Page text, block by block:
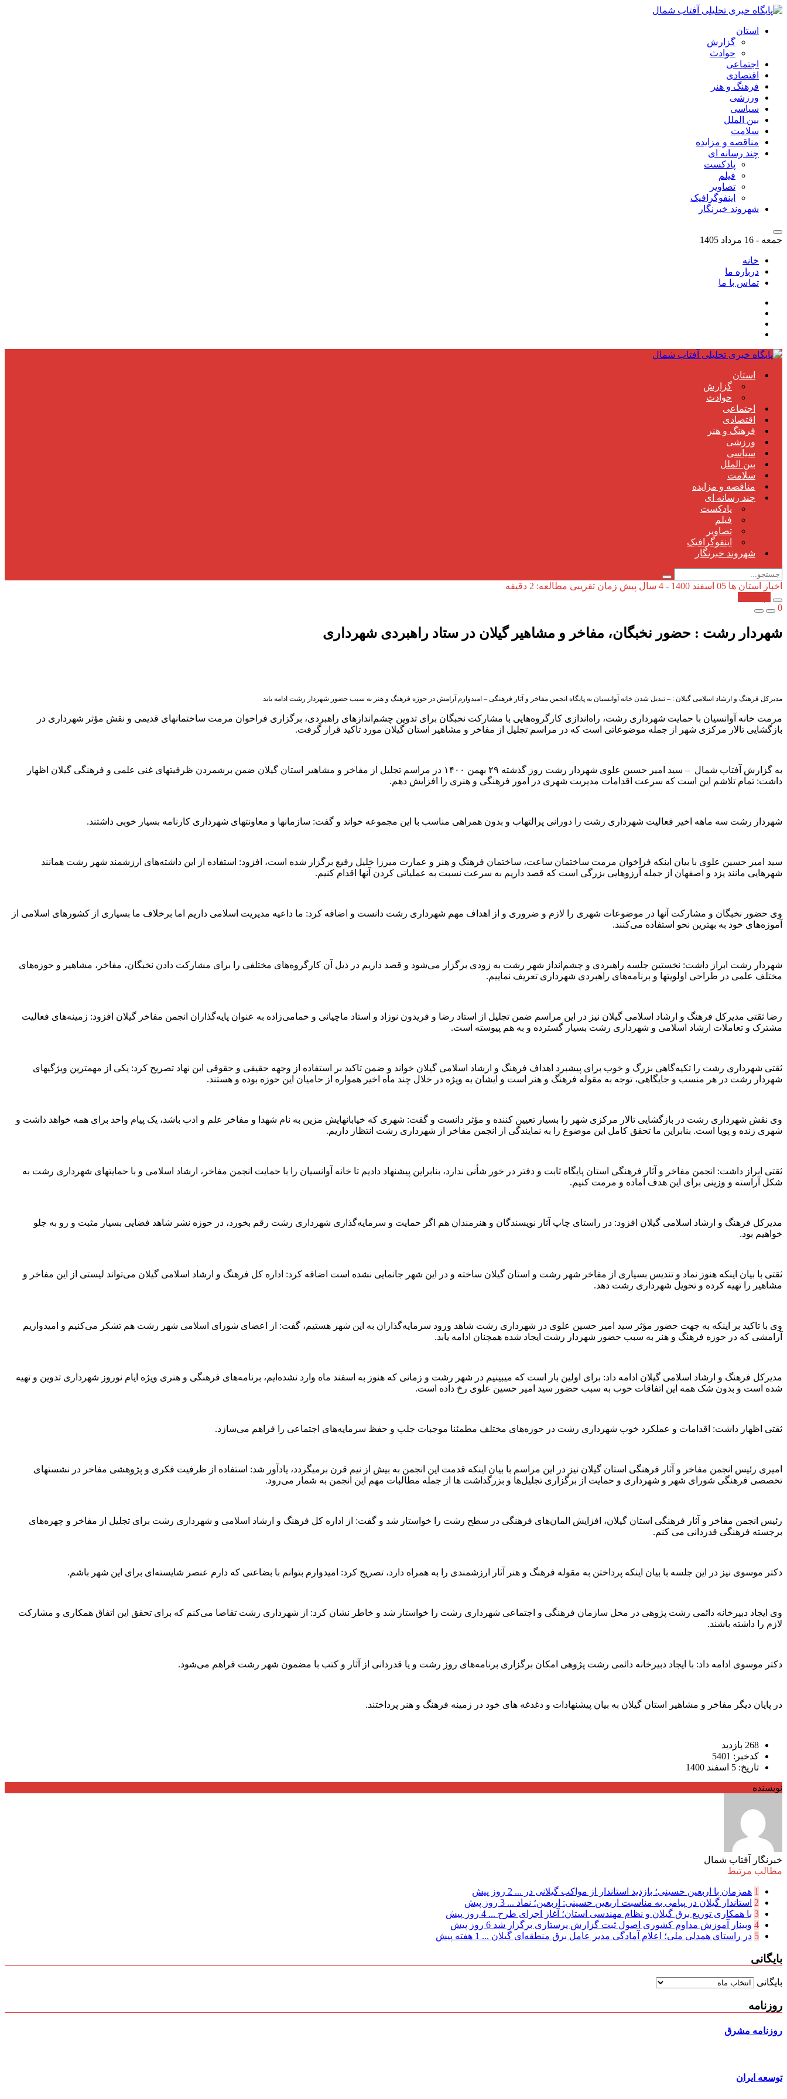
استان
گزارش
حوادث
اجتماعی
اقتصادی
فرهنگ و هنر
ورزشی
سیاسی
بین الملل
سلامت
مناقصه و مزایده
چند رسانه ای
پادکست
فیلم
تصاویر
اینفوگرافیک
شهروند خبرنگار
جمعه - 16 مرداد 1405
خانه
درباره ما
تماس با ما
استان
گزارش
حوادث
اجتماعی
اقتصادی
فرهنگ و هنر
ورزشی
سیاسی
بین الملل
سلامت
مناقصه و مزایده
چند رسانه ای
پادکست
فیلم
تصاویر
اینفوگرافیک
شهروند خبرنگار
اخبار استان ها 05 اسفند 1400 - 4 سال پیش
زمان تقریبی مطالعه: 2 دقیقه
0
شهردار رشت : حضور نخبگان، مفاخر و مشاهیر گیلان در ستاد راهبردی شهرداری
مدیرکل فرهنگ و ارشاد اسلامی گیلان : – تبدیل شدن خانه آوانسیان به پایگاه انجمن مفاخر و آثار فرهنگی – امیدوارم آرامش در حوزه فرهنگ و هنر به سبب حضور شهردار رشت ادامه یابد
مرمت خانه آوانسیان با حمایت شهرداری رشت، راه‌اندازی کارگروه‌هایی با مشارکت نخبگان برای تدوین چشم‌اندازهای راهبردی، برگزاری فراخوان مرمت ساختمانهای قدیمی و نقش مؤثر شهرداری در
بازگشایی تالار مرکزی شهر از جمله موضوعاتی است که در مراسم تجلیل از مفاخر و مشاهیر استان گیلان مورد تاکید قرار گرفت.
به گزارش آفتاب شمال – سید امیر حسین علوی شهردار رشت روز گذشته ۲۹ بهمن ۱۴۰۰ در مراسم تجلیل از مفاخر و مشاهیر استان گیلان ضمن برشمردن ظرفیتهای غنی علمی و فرهنگی گیلان اظهار
داشت: تمام تلاشم این است که سرعت اقدامات مدیریت شهری در امور فرهنگی و هنری را افزایش دهم.
شهردار رشت سه ماهه اخیر فعالیت شهرداری رشت را دورانی پرالتهاب و بدون همراهی مناسب با این مجموعه خواند و گفت: سازمانها و معاونتهای شهرداری کارنامه بسیار خوبی داشتند.
سید امیر حسین علوی با بیان اینکه فراخوان مرمت ساختمان‌ ساعت، ساختمان فرهنگ و هنر و عمارت میرزا خلیل رفیع برگزار شده است، افزود: استفاده از این داشته‌های ارزشمند شهر رشت همانند
شهرهایی مانند یزد و اصفهان از جمله آرزوهایی بزرگی است که قصد داریم به سرعت نسبت به عملیاتی کردن آنها اقدام کنیم.
وی حضور نخبگان و مشارکت آنها در موضوعات شهری را لازم و ضروری و از اهداف مهم شهرداری رشت دانست و اضافه کرد: ما داعیه مدیریت اسلامی داریم اما برخلاف ما بسیاری از کشورهای اسلامی از
آموزه‌های خود به بهترین نحو استفاده می‌کنند.
شهردار رشت ابراز داشت: نخستین جلسه راهبردی و چشم‌انداز شهر رشت به زودی برگزار می‌شود و قصد داریم در ذیل آن کارگروه‌های مختلفی را برای مشارکت دادن نخبگان، مفاخر، مشاهیر و حوزه‌های
مختلف علمی در طراحی اولویتها و برنامه‌های راهبردی شهرداری تعریف نماییم.
رضا ثقتی مدیرکل فرهنگ و ارشاد اسلامی گیلان نیز در این مراسم ضمن تجلیل از استاد رضا و فریدون نوزاد و استاد ماچیانی و خمامی‌زاده به عنوان پایه‌گذاران انجمن مفاخر گیلان افزود: زمینه‌های فعالیت
مشترک و تعاملات ارشاد اسلامی و شهرداری رشت بسیار گسترده و به هم پیوسته است.
ثقتی شهرداری رشت را تکیه‌گاهی بزرگ و خوب برای پیشبرد اهداف فرهنگ و ارشاد اسلامی گیلان خواند و ضمن تاکید بر استفاده از وجهه حقیقی و حقوقی این نهاد تصریح کرد: یکی از مهمترین ویژگیهای
شهردار رشت در هر منسب و جایگاهی، توجه به مقوله فرهنگ و هنر است و ایشان به ویژه در خلال چند ماه اخیر همواره از حامیان این حوزه بوده و هستند.
وی نقش شهرداری رشت در بازگشایی تالار مرکزی شهر را بسیار تعیین کننده و مؤثر دانست و گفت: شهری که خیابانهایش مزین به نام شهدا و مفاخر علم و ادب باشد، یک پیام واحد برای همه خواهد داشت و
شهری زنده و پویا است. بنابراین ما تحقق کامل این موضوع را به نمایندگی از انجمن مفاخر از شهرداری رشت انتظار داریم.
ثقتی ابراز داشت: انجمن مفاخر و آثار فرهنگی استان پایگاه ثابت و دفتر در خور شأنی ندارد، بنابراین پیشنهاد دادیم تا خانه آوانسیان را با حمایت انجمن مفاخر، ارشاد اسلامی و با حمایتهای شهرداری رشت به
شکل آراسته و وزینی برای این هدف آماده و مرمت کنیم.
مدیرکل فرهنگ و ارشاد اسلامی گیلان افزود: در راستای چاپ آثار نویسندگان و هنرمندان هم اگر حمایت و سرمایه‌گذاری شهرداری رشت رقم بخورد، در حوزه نشر شاهد فضایی بسیار مثبت و رو به جلو
خواهیم بود.
ثقتی با بیان اینکه هنوز نماد و تندیس بسیاری از مفاخر شهر رشت و استان گیلان ساخته و در این شهر جانمایی نشده است اضافه کرد: اداره کل فرهنگ و ارشاد اسلامی گیلان می‌تواند لیستی از این مفاخر و
مشاهیر را تهیه کرده و تحویل شهرداری رشت دهد.
وی با تاکید بر اینکه به جهت حضور مؤثر سید امیر حسین علوی در شهرداری رشت شاهد ورود سرمایه‌گذاران به این شهر هستیم، گفت: از اعضای شورای اسلامی شهر رشت هم تشکر می‌کنیم و امیدواریم
آرامشی که در حوزه فرهنگ و هنر به سبب حضور شهردار رشت ایجاد شده همچنان ادامه یابد.
مدیرکل فرهنگ و ارشاد اسلامی گیلان ادامه داد: برای اولین بار است که میبینیم در شهر رشت و زمانی که هنوز به اسفند ماه وارد نشده‌ایم، برنامه‌های فرهنگی و هنری ویژه ایام نوروز شهرداری تدوین و تهیه
شده است و بدون شک همه این اتفاقات خوب به سبب حضور سید امیر حسین علوی رخ داده است.
ثقتی اظهار داشت: اقدامات و عملکرد خوب شهرداری رشت در حوزه‌های مختلف مطمئنا موجبات جلب و حفظ سرمایه‌های اجتماعی را فراهم می‌سازد.
امیری رئیس انجمن مفاخر و آثار فرهنگی استان گیلان نیز در این مراسم با بیان اینکه قدمت این انجمن به بیش از نیم قرن برمیگردد، یادآور شد: استفاده از ظرفیت فکری و پژوهشی مفاخر در نشستهای
تخصصی فرهنگی شورای شهر و شهرداری و حمایت از برگزاری تجلیل‌ها و بزرگداشت ها از جمله مطالبات مهم این انجمن به شمار می‌رود.
رئیس انجمن مفاخر و آثار فرهنگی استان گیلان، افزایش المان‌های فرهنگی در سطح رشت را خواستار شد و گفت: از اداره کل فرهنگ و ارشاد اسلامی و شهرداری رشت برای تجلیل از مفاخر و چهره‌های
برجسته فرهنگی قدردانی می کنم.
دکتر موسوی نیز در این جلسه با بیان اینکه پرداختن به مقوله فرهنگ و هنر آثار ارزشمندی را به همراه دارد، تصریح کرد:‌ امیدوارم بتوانم با بضاعتی که دارم عنصر شایسته‌ای برای این شهر باشم.
وی ایجاد دبیرخانه دائمی رشت پژوهی در محل سازمان فرهنگی و اجتماعی شهرداری رشت را خواستار شد و خاطر نشان کرد: از شهرداری رشت تقاضا می‌کنم که برای تحقق این اتفاق همکاری و مشارکت
لازم را داشته باشند.
دکتر موسوی ادامه داد: با ایجاد دبیرخانه دائمی رشت پژوهی امکان برگزاری برنامه‌های روز رشت و یا قدردانی از آثار و کتب با مضمون شهر رشت فراهم می‌شود.
در پایان دیگر مفاخر و مشاهیر استان گیلان به بیان پیشنهادات و دغدغه های خود در زمینه فرهنگ و هنر پرداختند.
268 بازدید
کدخبر: 5401
تاریخ: 5 اسفند 1400
نویسنده
خبرنگار آفتاب شمال
مطالب مرتبط
1 همزمان با اربعین حسینی؛ بازدید استاندار از مواکب گیلانی در ... 2 روز پیش
2 استاندار گیلان در پیامی به مناسبت اربعین حسینی: اربعین؛ نماد ... 3 روز پیش
3 با همکاری توزیع برق گیلان و نظام مهندسی استان؛ آغاز اجرای طرح ... 4 روز پیش
4 وبینار آموزش مداوم کشوری اصول ثبت گزارش پرستاری برگزار شد 6 روز پیش
5 در راستای همدلی ملی؛ اعلام آمادگی مدیر عامل برق منطقه‌ای گیلان ... 1 هفته پیش
بایگانی
بایگانی
روزنامه
روزنامه مشرق
توسعه ایران